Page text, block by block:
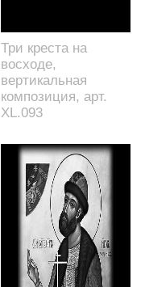
Три креста на
восходе,
вертикальная
композиция, арт.
XL.093